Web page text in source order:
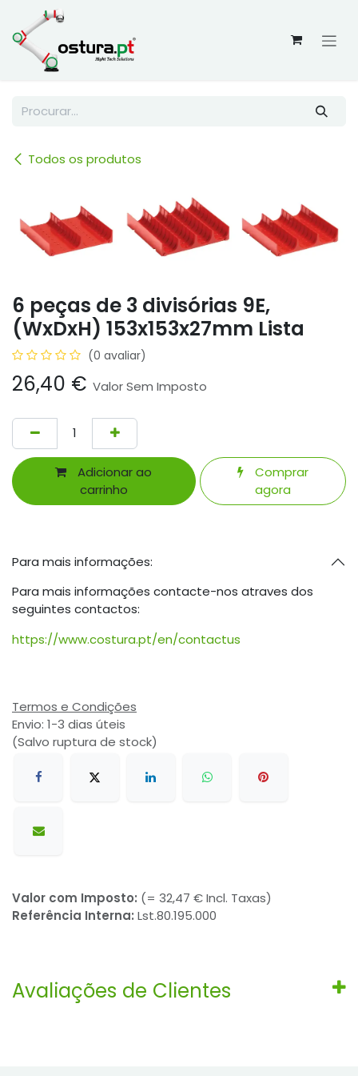
Skip to Content
Todos os produtos
6 peças de 3 divisórias 9E,
(WxDxH) 153x153x27mm Lista
(0 avaliar)
26,40 € Valor Sem Imposto
Adicionar ao
carrinho
Comprar
agora
Para mais informações:
Para mais informações contacte-nos atraves dos
seguintes contactos:
https://www.costura.pt/en/contactus
Termos e Condições
Envio: 1-3 dias úteis
(Salvo ruptura de stock)
Valor com Imposto: (= 32,47 € Incl. Taxas)
Referência Interna: Lst.80.195.000
Avaliações de Clientes